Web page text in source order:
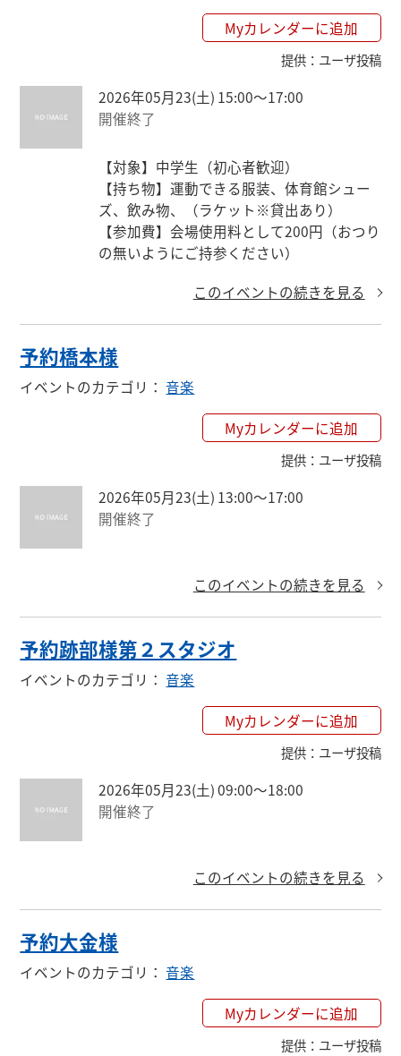
Myカレンダーに追加
提供： ユーザ投稿
2026年05月23(土) 15:00〜17:00
開催終了
【対象】中学生（初心者歓迎）
【持ち物】運動できる服装、体育館シュー
ズ、飲み物、（ラケット※貸出あり）
【参加費】会場使用料として200円（おつり
の無いようにご持参ください）
このイベントの続きを見る
予約橋本様
イベントのカテゴリ ： 音楽
Myカレンダーに追加
提供： ユーザ投稿
2026年05月23(土) 13:00〜17:00
開催終了
このイベントの続きを見る
予約跡部様第２スタジオ
イベントのカテゴリ ： 音楽
Myカレンダーに追加
提供： ユーザ投稿
2026年05月23(土) 09:00〜18:00
開催終了
このイベントの続きを見る
予約大金様
イベントのカテゴリ ： 音楽
Myカレンダーに追加
提供： ユーザ投稿